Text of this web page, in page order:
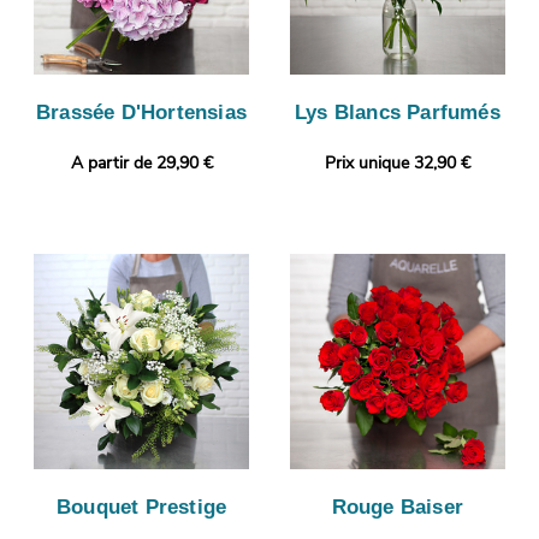
Brassée D'Hortensias
A partir de 29,90 €
Lys Blancs Parfumés
Prix unique 32,90 €
Bouquet Prestige Rouge Baiser